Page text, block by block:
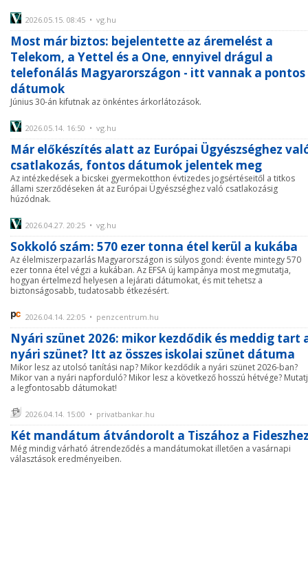
2026.05.15. 08:45 • vg.hu
Most már biztos: bejelentette az áremelést a
Telekom, a Yettel és a One, ennyivel drágul a
telefonálás Magyarországon - itt vannak a pontos
dátumok
Június 30-án kifutnak az önkéntes árkorlátozások.
2026.05.14. 16:50 • vg.hu
Már előkészítés alatt az Európai Ügyészséghez
csatlakozás, fontos dátumok jelentek meg
Az intézkedések a bicskei gyermekotthon évtizedes jogsértéseitől a titkos
állami szerződéseken át az Európai Ügyészséghez való csatlakozásig
húzódnak.
2026.04.27. 20:25 • vg.hu
Sokkoló szám: 570 ezer tonna étel kerül a kukába
Az élelmiszerpazarlás Magyarországon is súlyos gond: évente mintegy 570
ezer tonna étel végzi a kukában. Az EFSA új kampánya most megmutatja,
hogyan értelmezd helyesen a lejárati dátumokat, és mit tehetsz a
biztonságosabb, tudatosabb étkezésért.
2026.04.14. 22:05 • penzcentrum.hu
Nyári szünet 2026: mikor kezdődik és meddig tart
nyári szünet? Itt az összes iskolai szünet dátuma
Mikor lesz az utolsó tanítási nap? Mikor kezdődik a nyári szünet 2026-ban?
Mikor van a nyári napforduló? Mikor lesz a következő hosszú hétvége?
a legfontosabb dátumokat!
2026.04.14. 15:00 • privatbankar.hu
Két mandátum átvándorolt a Tiszához a
Még mindig várható átrendeződés a mandátumokat illetően a vasárnapi
választások eredményeiben.